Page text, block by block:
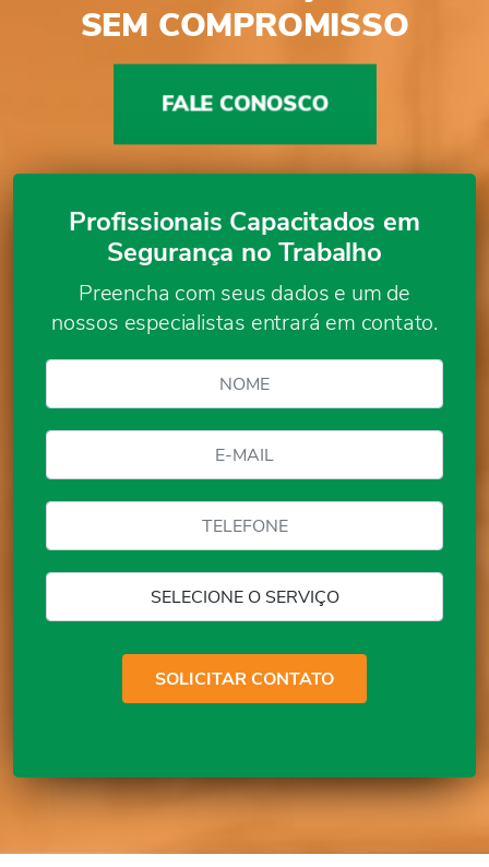
SEM COMPROMISSO
FALE CONOSCO
Profissionais Capacitados em
Segurança no Trabalho
Preencha com seus dados e um de
nossos especialistas entrará em contato.